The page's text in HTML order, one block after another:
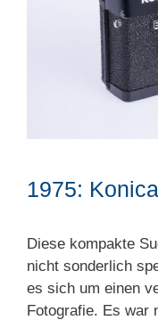
1975:
Diese kompakte
nicht sonderlich
es sich um einen
Fotografie. Es war